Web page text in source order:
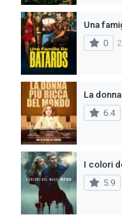
Una
0
La
6.4
I colori
5.9